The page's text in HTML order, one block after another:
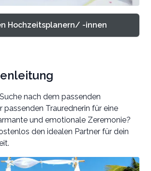
Hochzeitsplanern/ -innen
nach dem passenden
passenden Traurednerin für eine
und emotionale Zeremonie?
den idealen Partner für dein